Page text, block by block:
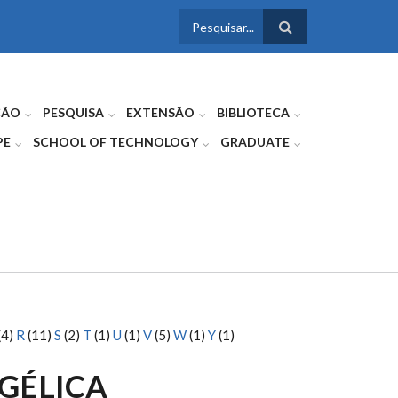
FORMULÁRIO
PESQUISA EXTENSÃO
BIBLIOTECA
SCHOOL OF TECHNOLOGY GRADUATE
R (11) S (2) T (1) U (1) V(5) W(1) Y(1)